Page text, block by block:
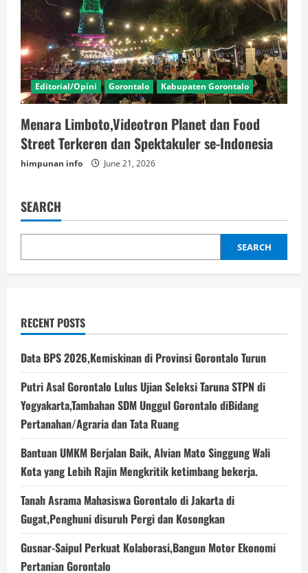
Editorial/Opini Gorontalo Kabupaten Gorontalo
Menara Limboto,Videotron Planet dan Food
Street Terkeren dan Spektakuler se-Indonesia
himpunan info June 21, 2026
SEARCH
SEARCH
RECENT POSTS
Data BPS 2026,Kemiskinan di Provinsi Gorontalo Turun
Putri Asal Gorontalo Lulus Ujian Seleksi Taruna STPN di
Yogyakarta,Tambahan SDM Unggul Gorontalo diBidang
Pertanahan/Agraria dan Tata Ruang
Bantuan UMKM Berjalan Baik, Alvian Mato Singgung Wali
Kota yang Lebih Rajin Mengkritik ketimbang bekerja.
Tanah Asrama Mahasiswa Gorontalo di Jakarta di
Gugat,Penghuni disuruh Pergi dan Kosongkan
Gusnar-Saipul Perkuat Kolaborasi,Bangun Motor Ekonomi
Pertanian Gorontalo